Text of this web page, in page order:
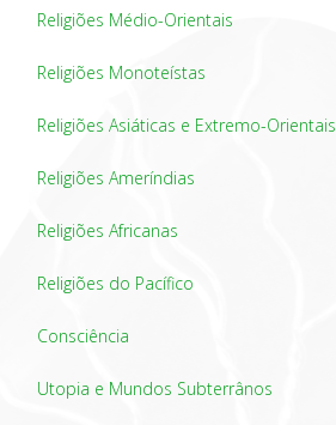
Religiões Médio-Orientais
Religiões Monoteístas
Religiões Asiáticas e Extremo-Orientais
Religiões Ameríndias
Religiões Africanas
Religiões do Pacífico
Consciência
Utopia e Mundos Subterrânos